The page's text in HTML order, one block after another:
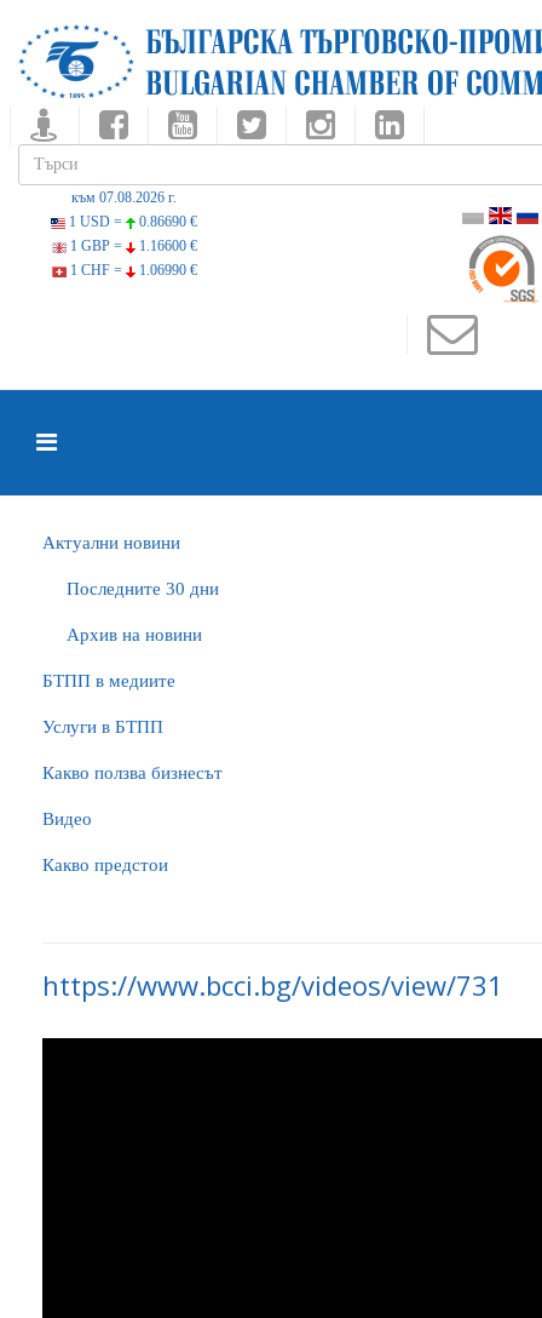
към 07.08.2026 г.
1 USD =
0.86690 €
1 GBP =
1.16600 €
1 CHF =
1.06990 €
Актуални новини
Последните 30 дни
Архив на новини
БTПП в медиите
Услуги в БТПП
Какво ползва бизнесът
Видео
Какво предстои
https://www.bcci.bg/videos/view/731